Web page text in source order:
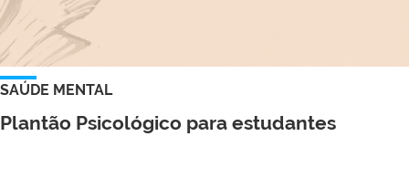
SAÚDE MENTAL
Plantão Psicológico para estudantes